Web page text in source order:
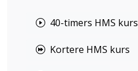
40-timers HMS kurs
Kortere HMS kurs